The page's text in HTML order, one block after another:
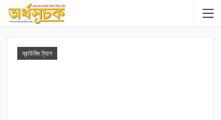
ব্রাউজিং ট্যাগ